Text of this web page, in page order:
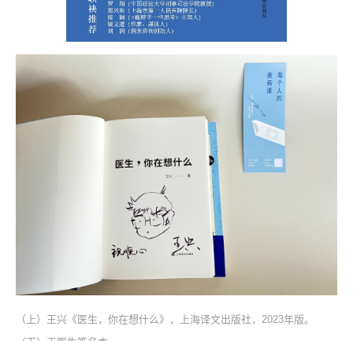
（上）王兴《医生，你在想什么》，上海译文出版社，2023年版。